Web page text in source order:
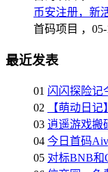
币安注册，新
首码项目 ，
最近发表
01 闪闪探险记
02
【萌动日
03 逍遥游戏搬
04 今日首码
05 对标BNB和